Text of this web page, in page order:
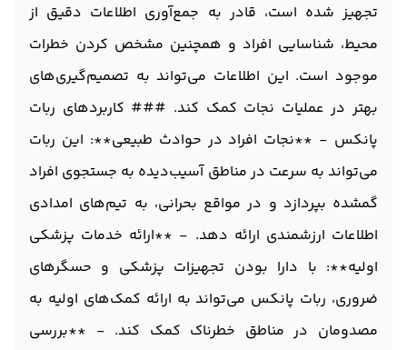
تجهیز شده است، قادر به جمع‌آوری اطلاعات دقیق از
محیط، شناسایی افراد و همچنین مشخص کردن خطرات
موجود است. این اطلاعات می‌تواند به تصمیم‌گیری‌های
بهتر در عملیات نجات کمک کند. ### کاربردهای ربات
پانکس - **نجات افراد در حوادث طبیعی**: این ربات
می‌تواند به سرعت در مناطق آسیب‌دیده به جستجوی افراد
گمشده بپردازد و در مواقع بحرانی، به تیم‌های امدادی
اطلاعات ارزشمندی ارائه دهد. - **ارائه خدمات پزشکی
اولیه**: با دارا بودن تجهیزات پزشکی و حسگرهای
ضروری، ربات پانکس می‌تواند به ارائه کمک‌های اولیه به
مصدومان در مناطق خطرناک کمک کند. - **بررسی